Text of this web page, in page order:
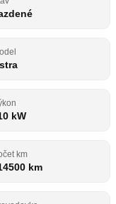
kW
km
km